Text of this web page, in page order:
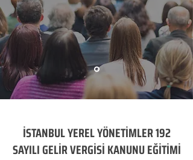
İSTANBUL YEREL YÖNETİMLER 192
SAYILI GELİR VERGİSİ KANUNU EĞİTİMİ